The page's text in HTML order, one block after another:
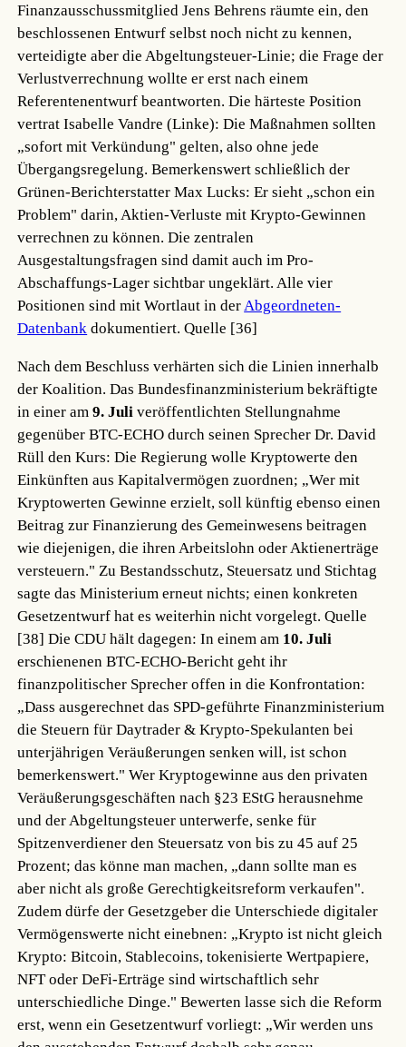
Finanzausschussmitglied Jens Behrens räumte ein, den
beschlossenen Entwurf selbst noch nicht zu kennen,
verteidigte aber die Abgeltungsteuer-Linie; die Frage der
Verlustverrechnung wollte er erst nach einem
Referentenentwurf beantworten. Die härteste Position
vertrat Isabelle Vandre (Linke): Die Maßnahmen sollten
„sofort mit Verkündung" gelten, also ohne jede
Übergangsregelung. Bemerkenswert schließlich der
Grünen-Berichterstatter Max Lucks: Er sieht „schon ein
Problem" darin, Aktien-Verluste mit Krypto-Gewinnen
verrechnen zu können. Die zentralen
Ausgestaltungsfragen sind damit auch im Pro-
Abschaffungs-Lager sichtbar ungeklärt. Alle vier
Positionen sind mit Wortlaut in derAbgeordneten-
Datenbank dokumentiert.Quelle [36]
Nach dem Beschluss verhärten sich die Linien innerhalb
der Koalition. Das Bundesfinanzministerium bekräftigte
in einer am9. Juli veröffentlichten Stellungnahme
gegenüber BTC-ECHO durch seinen Sprecher Dr. David
Rüll den Kurs: Die Regierung wolle Kryptowerte den
Einkünften aus Kapitalvermögen zuordnen; „Wer mit
Kryptowerten Gewinne erzielt, soll künftig ebenso einen
Beitrag zur Finanzierung des Gemeinwesens beitragen
wie diejenigen, die ihren Arbeitslohn oder Aktienerträge
versteuern." Zu Bestandsschutz, Steuersatz und Stichtag
sagte das Ministerium erneut nichts; einen konkreten
Gesetzentwurf hat es weiterhin nicht vorgelegt.Quelle
[38] Die CDU hält dagegen: In einem am 10. Juli
erschienenen BTC-ECHO-Bericht geht ihr
finanzpolitischer Sprecher offen in die Konfrontation:
„Dass ausgerechnet das SPD-geführte Finanzministerium
die Steuern für Daytrader & Krypto-Spekulanten bei
unterjährigen Veräußerungen senken will, ist schon
bemerkenswert." Wer Kryptogewinne aus den privaten
Veräußerungsgeschäften nach §23 EStG herausnehme
und der Abgeltungsteuer unterwerfe, senke für
Spitzenverdiener den Steuersatz von bis zu 45 auf 25
Prozent; das könne man machen, „dann sollte man es
aber nicht als große Gerechtigkeitsreform verkaufen".
Zudem dürfe der Gesetzgeber die Unterschiede digitaler
Vermögenswerte nicht einebnen: „Krypto ist nicht gleich
Krypto: Bitcoin, Stablecoins, tokenisierte Wertpapiere,
NFT oder DeFi-Erträge sind wirtschaftlich sehr
unterschiedliche Dinge." Bewerten lasse sich die Reform
erst, wenn ein Gesetzentwurf vorliegt: „Wir werden uns